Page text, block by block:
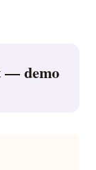
— demo